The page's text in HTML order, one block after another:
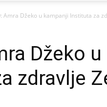
Amra Džeko u kampanji Instituta za
Džeko
zdravlje